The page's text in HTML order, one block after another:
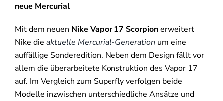
neue Mercurial
Mit dem neuen Nike Vapor 17 Scorpionerweitert
Nike die aktuelle Mercurial-Generation um eine
auffällige Sonderedition. Neben dem Design fällt vor
allem die überarbeitete Konstruktion des Vapor 17
auf. Im Vergleich zum Superfly verfolgen beide
Modelle inzwischen unterschiedliche Ansätze und